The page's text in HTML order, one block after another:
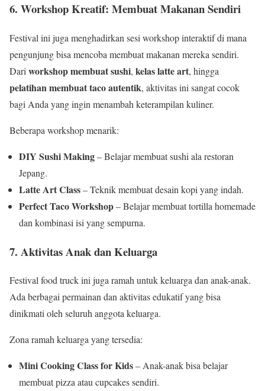
6. Workshop Kreatif: Membuat Makanan Sendiri
Festival ini juga menghadirkan sesi workshop interaktif di mana
pengunjung bisa mencoba membuat makanan mereka sendiri.
Dari workshop membuat sushi, kelas latte art, hingga
pelatihan membuat taco autentik, aktivitas ini sangat cocok
bagi Anda yang ingin menambah keterampilan kuliner.
Beberapa workshop menarik:
DIY Sushi Making– Belajar membuat sushi ala restoran
Jepang.
Latte Art Class– Teknik membuat desain kopi yang indah.
Perfect Taco Workshop– Belajar membuat tortilla homemade
dan kombinasi isi yang sempurna.
7. Aktivitas Anak dan Keluarga
Festival food truck ini juga ramah untuk keluarga dan anak-anak.
Ada berbagai permainan dan aktivitas edukatif yang bisa
dinikmati oleh seluruh anggota keluarga.
Zona ramah keluarga yang tersedia:
Mini Cooking Class for Kids– Anak-anak bisa belajar
membuat pizza atau cupcakes sendiri.